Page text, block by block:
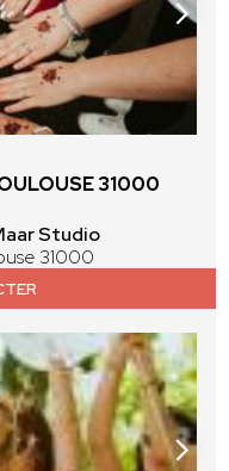
31000
Studio
31000